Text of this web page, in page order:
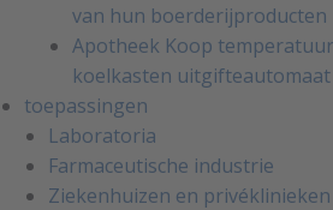
van hun boerderijproducten
Apotheek Koop
koelkasten uitgifteautomaat
toepassingen
Laboratoria
Farmaceutische industrie
Ziekenhuizen en privéklinieken